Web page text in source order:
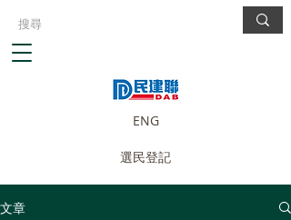
ENG
選民登記
文章